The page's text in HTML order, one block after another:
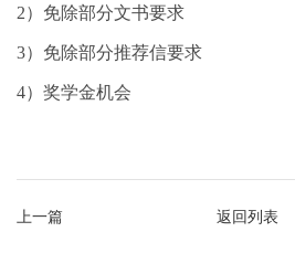
2）免除部分文书要求
3）免除部分推荐信要求
4）奖学金机会
上一篇 返回列表